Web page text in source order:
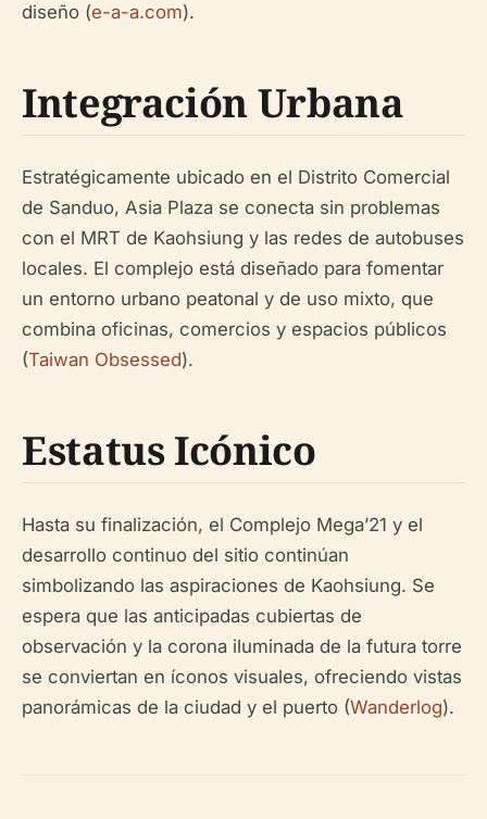
diseño (e-a-a.com).
Integración Urbana
Estratégicamente ubicado en el Distrito Comercial
de Sanduo, Asia Plaza se conecta sin problemas
con el MRT de Kaohsiung y las redes de autobuses
locales. El complejo está diseñado para fomentar
un entorno urbano peatonal y de uso mixto, que
combina oficinas, comercios y espacios públicos
(Taiwan Obsessed).
Estatus Icónico
Hasta su finalización, el Complejo Mega’21 y el
desarrollo continuo del sitio continúan
simbolizando las aspiraciones de Kaohsiung. Se
espera que las anticipadas cubiertas de
observación y la corona iluminada de la futura torre
se conviertan en íconos visuales, ofreciendo vistas
panorámicas de la ciudad y el puerto (Wanderlog).